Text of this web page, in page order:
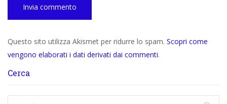
Questo sito utilizza Akismet per ridurre lo spam. Scopri come
vengono elaborati i dati derivati dai commenti.
Cerca